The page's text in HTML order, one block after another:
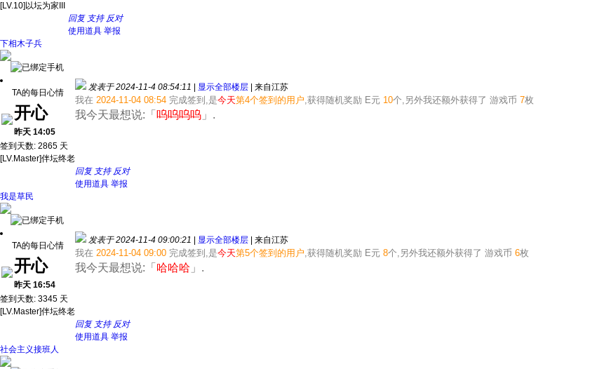
[LV.10]以坛为家III
回复 支持 反对
使用道具 举报
下相木子兵
TA的每日心情
开心
昨天 14:05
签到天数: 2865 天
[LV.Master]伴坛终老
发表于 2024-11-4 08:54:11 显示全部楼层 来自江苏
我在 2024-11-04 08:54 完成签到,是今天第4个签到的用户,获得随机奖励 E元 10个,另外我还额外获得了 游戏币 7枚
我今天最想说:「 呜呜呜呜 」.
回复 支持 反对
使用道具 举报
我是草民
TA的每日心情
开心
昨天 16:54
签到天数: 3345 天
[LV.Master]伴坛终老
发表于 2024-11-4 09:00:21 显示全部楼层 来自江苏
我在 2024-11-04 09:00 完成签到,是今天第5个签到的用户,获得随机奖励 E元 8个,另外我还额外获得了 游戏币 6枚
我今天最想说:「 哈哈哈 」.
回复 支持 反对
使用道具 举报
社会主义接班人